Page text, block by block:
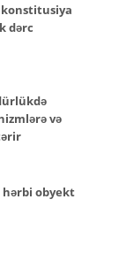
konstitusiya
dərc
və
hərbi obyekt